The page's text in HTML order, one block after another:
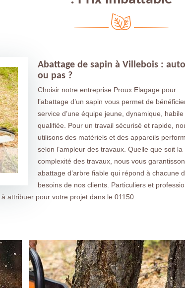
Abattage de sapin à Villebois :
ou pas ?
Choisir notre entreprise Proux Elagage pour
l’abattage d’un sapin vous permet de
service d’une équipe jeune, dynamique, habile
qualifiée. Pour un travail sécurisé et rapide,
utilisons des matériels et des appareils
selon l’ampleur des travaux. Quelle que soit la
complexité des travaux, nous vous
abattage d’arbre fiable qui répond à chacune
besoins de nos clients. Particuliers et
attribuer pour votre projet dans le 01150.